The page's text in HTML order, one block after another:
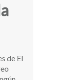
de El